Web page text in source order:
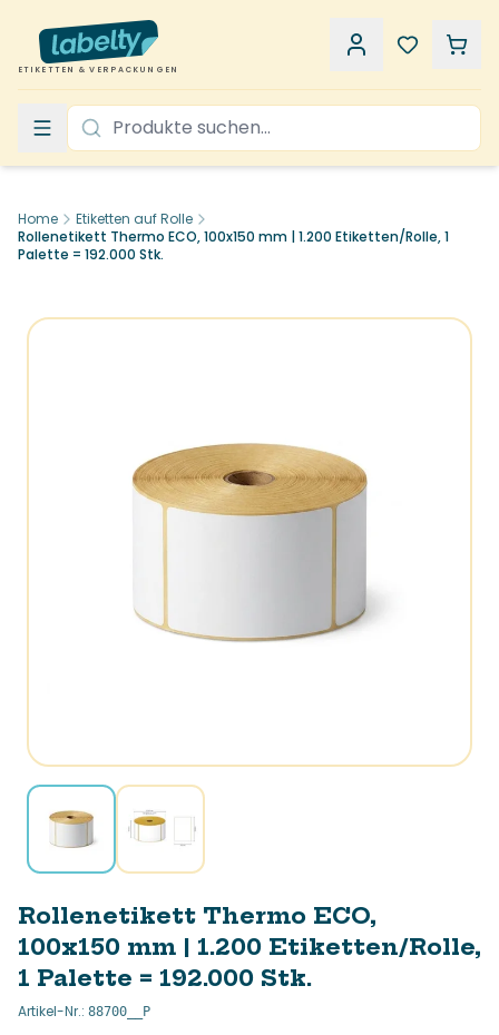
ETIKETTEN & VERPACKUNGEN
Home
Etiketten auf Rolle
Rollenetikett Thermo ECO, 100x150 mm | 1.200 Etiketten/Rolle, 1
Palette = 192.000 Stk.
Rollenetikett Thermo ECO,
100x150 mm | 1.200 Etiketten/Rolle,
1 Palette = 192.000 Stk.
Artikel-Nr.: 88700__P